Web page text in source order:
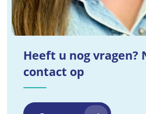
Heeft u nog vragen?
contact op